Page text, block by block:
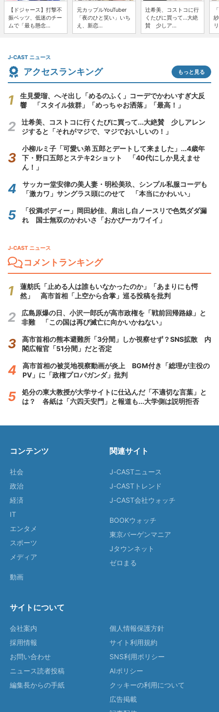
【ドジャース】打撃不
振ベッツ、低迷のチー
ムで「最も懸念...
元カップルYouTuber
「夜のひと笑い」いち
え、新恋...
辻希美、コストコに行
くたびに買って...大絶
賛 少しア...
J-CAST ニュース
アクセスランキング もっと見る
生見愛瑠、へそ出し「めるのふく」コーデでかわいすぎ大反
響 「スタイル抜群」「めっちゃお洒落」「最高！」
辻希美、コストコに行くたびに買って...大絶賛 少しアレン
ジすると「それがマジで、マジでおいしいの！」
小柳ルミ子「可愛い弟 五郎とデートして来ました」...4歳年
下・野口五郎とステキ2ショット 「40代にしか見えませ
ん！」
サッカー堂安律の美人妻・明松美玖、シンプル私服コーデも
「激カワ」サングラス頭にのせて 「本当にかわいい」
「役満ボディー」岡田紗佳、肩出し白ノースリで色気ダダ漏
れ 国士無双のかわいさ「おかぴーカワイイ」
J-CAST ニュース
コメントランキング
蓮舫氏「止める人は誰もいなかったのか」「あまりにも愕
然」 高市首相「上空から合掌」巡る投稿を批判
広島原爆の日、小沢一郎氏が高市政権を「戦前回帰路線」と
非難 「この国は再び滅亡に向かいかねない」
高市首相の熊本避難所「3分間」しか視察せず？SNS拡散 内
閣広報官「51分間」だと否定
高市首相の被災地視察動画が炎上 BGM付き「総理が主役の
PV」に「政権プロパガンダ」批判
処分の東大教授が大学サイトに仕込んだ「不適切な言葉」と
は？ 各紙は「六四天安門」と報道も...大学側は説明拒否
コンテンツ
社会
政治
経済
IT
エンタメ
スポーツ
メディア
動画
関連サイト
J-CASTニュース
J-CASTトレンド
J-CAST会社ウォッチ
BOOKウォッチ
東京バーゲンマニア
Jタウンネット
ゼロまる
サイトについて
会社案内
採用情報
お問い合わせ
ニュース読者投稿
編集長からの手紙
個人情報保護方針
サイト利用規約
SNS利用ポリシー
AIポリシー
クッキーの利用について
広告掲載